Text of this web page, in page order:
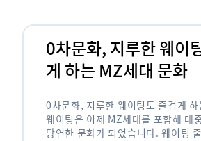
0차문화, 지루한 웨이
게 하는 MZ세대 문화
0차문화, 지루한 웨이팅도 즐겁게
웨이팅은 이제 MZ세대를 포함해 대
당연한 문화가 되었습니다. 웨이팅